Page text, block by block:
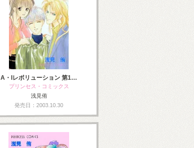
A・Iレボリューション 第1…
プリンセス・コミックス
浅見侑
発売日：2003.10.30